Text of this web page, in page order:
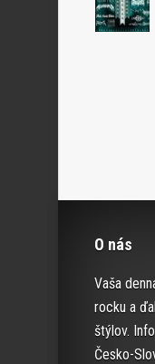
O nás
Vaša
rocku a
štýlov.
Česko-